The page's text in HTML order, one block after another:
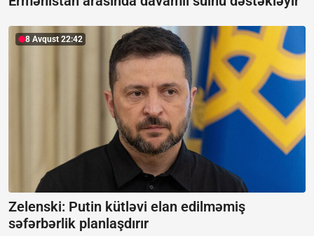
8 Avqust 22:42
Zelenski: Putin kütləvi elan edilməmiş
səfərbərlik planlaşdırır